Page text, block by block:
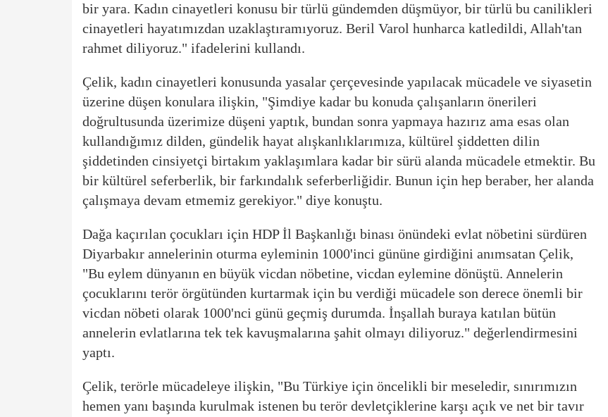
bir yara. Kadın cinayetleri konusu bir türlü gündemden düşmüyor, bir türlü bu canilikleri
cinayetleri hayatımızdan uzaklaştıramıyoruz. Beril Varol hunharca katledildi, Allah'tan
rahmet diliyoruz." ifadelerini kullandı.
Çelik, kadın cinayetleri konusunda yasalar çerçevesinde yapılacak mücadele ve siyasetin
üzerine düşen konulara ilişkin, "Şimdiye kadar bu konuda çalışanların önerileri
doğrultusunda üzerimize düşeni yaptık, bundan sonra yapmaya hazırız ama esas olan
kullandığımız dilden, gündelik hayat alışkanlıklarımıza, kültürel şiddetten dilin
şiddetinden cinsiyetçi birtakım yaklaşımlara kadar bir sürü alanda mücadele etmektir. Bu
bir kültürel seferberlik, bir farkındalık seferberliğidir. Bunun için hep beraber, her alanda
çalışmaya devam etmemiz gerekiyor." diye konuştu.
Dağa kaçırılan çocukları için HDP İl Başkanlığı binası önündeki evlat nöbetini sürdüren
Diyarbakır annelerinin oturma eyleminin 1000'inci gününe girdiğini anımsatan Çelik,
"Bu eylem dünyanın en büyük vicdan nöbetine, vicdan eylemine dönüştü. Annelerin
çocuklarını terör örgütünden kurtarmak için bu verdiği mücadele son derece önemli bir
vicdan nöbeti olarak 1000'nci günü geçmiş durumda. İnşallah buraya katılan bütün
annelerin evlatlarına tek tek kavuşmalarına şahit olmayı diliyoruz." değerlendirmesini
yaptı.
Çelik, terörle mücadeleye ilişkin, "Bu Türkiye için öncelikli bir meseledir, sınırımızın
hemen yanı başında kurulmak istenen bu terör devletçiklerine karşı açık ve net bir tavır